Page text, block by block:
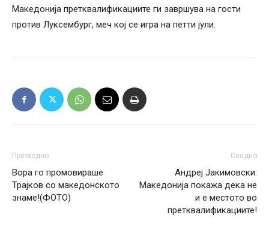
Македонија претквалификациите ги завршува на гости
против Луксембург, меч кој се игра на петти јули.
Претходно
Вора го промовираше
Трајков со македонското
знаме!(ФОТО)
Следно
Андреј Јакимовски:
Македонија покажа дека не
и е местото во
претквалификациите!